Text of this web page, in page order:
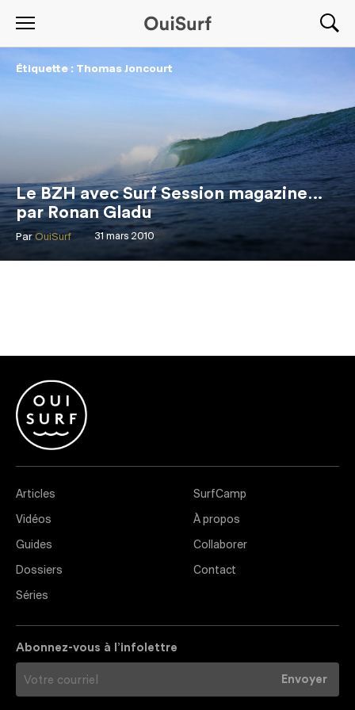
Étiquette : Thomas Joncourt
Le BZH avec Surf Session magazine…
par Ronan Gladu
31 mars 2010
Par OuiSurf
Articles
Vidéos
Guides
Dossiers
Séries
SurfCamp
À propos
Collaborer
Contact
Abonnez-vous à l’infolettre